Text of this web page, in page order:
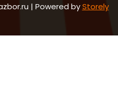
| Powered byStorely